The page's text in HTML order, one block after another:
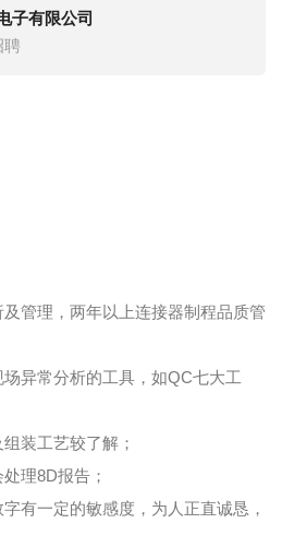
子有限公司
聘
管理，两年以上连接器制程品质管
异常分析的工具，如QC七大工
装工艺较了解；
理8D报告；
有一定的敏感度，为人正直诚恳，